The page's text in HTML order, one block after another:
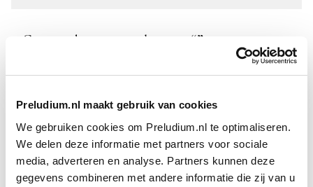
Preludium.nl maakt gebruik van cookies
We gebruiken cookies om Preludium.nl te optimaliseren.
We delen deze informatie met partners voor sociale
media, adverteren en analyse. Partners kunnen deze
gegevens combineren met andere informatie die zij van u
Geen resultaten gevonden voor “”.